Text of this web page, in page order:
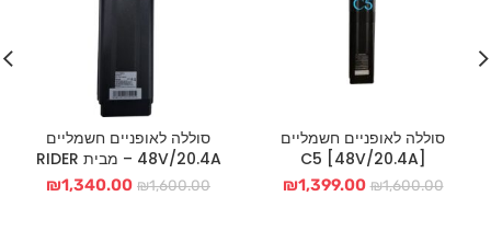
סוללה לאופניים חשמליים
[48V/20.4A] C5
₪1,600.00
המחיר
₪1,399.00
סוללה לאופניים חשמליים
48V/20.4A – מבית RIDER
₪1,600.00
המחיר
₪1,340.00